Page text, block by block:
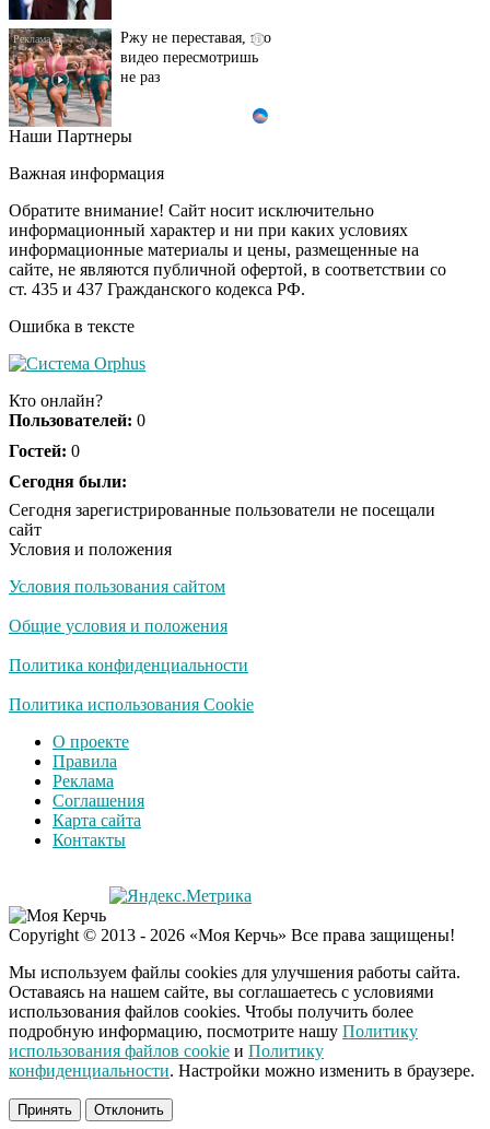
i
Ржу не переставая, это
видео пересмотришь
не раз
Ролик длится пару
шоке от увиденного
i
Ролик из Омска: вы
будете смеяться долго
Королева вагона
Наши Партнеры
Важная информация
Обратите внимание! Сайт носит исключительно
информационный характер и ни при каких условиях
информационные материалы и цены, размещенные на
сайте, не являются публичной офертой, в соответствии со
ст. 435 и 437 Гражданского кодекса РФ.
Ошибка в тексте
Кто онлайн?
Пользователей: 0
Гостей: 0
Сегодня были:
Сегодня зарегистрированные пользователи не посещали
сайт
Условия и положения
Условия пользования сайтом
Общие условия и положения
Политика конфиденциальности
Политика использования Cookie
О проекте
Правила
Реклама
Соглашения
Карта сайта
Контакты
Copyright © 2013 - 2026 «Моя Керчь» Все права защищены!
Мы используем файлы cookies для улучшения работы сайта.
Оставаясь на нашем сайте, вы соглашаетесь с условиями
использования файлов cookies. Чтобы получить более
подробную информацию, посмотрите нашу Политику
использования файлов cookie и Политику
конфиденциальности. Настройки можно изменить в браузере.
Принять Отклонить